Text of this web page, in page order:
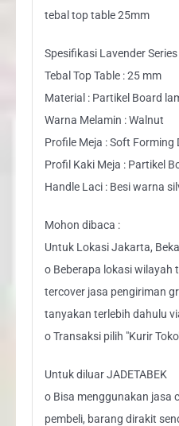
tebal top table 25mm
Spesifikasi Lavender Series
Tebal Top Table : 25 mm
Material : Partikel Board
Warna Melamin : Walnut
Profile Meja : Soft Forming
Profil Kaki Meja : Partikel
Handle Laci : Besi warna
Mohon dibaca :
Untuk Lokasi Jakarta,
o Beberapa lokasi wilayah
tercover jasa pengiriman
tanyakan terlebih dahulu
o Transaksi pilih "Kurir
Untuk diluar JADETABEK
o Bisa menggunakan jasa
pembeli, barang dirakit